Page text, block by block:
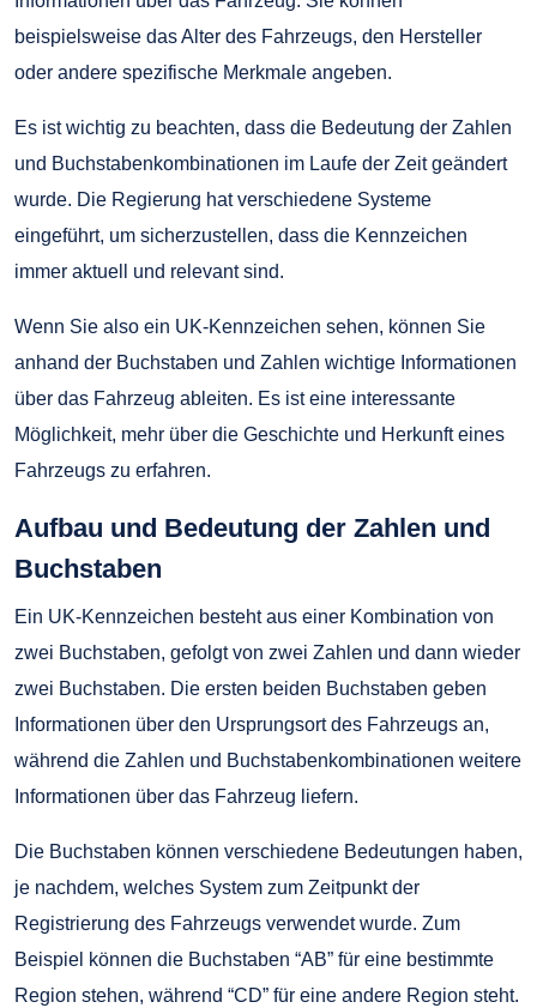
beispielsweise das Alter des Fahrzeugs, den Hersteller
oder andere spezifische Merkmale angeben.
Es ist wichtig zu beachten, dass die Bedeutung der Zahlen
und Buchstabenkombinationen im Laufe der Zeit geändert
wurde. Die Regierung hat verschiedene Systeme
eingeführt, um sicherzustellen, dass die Kennzeichen
immer aktuell und relevant sind.
Wenn Sie also ein UK-Kennzeichen sehen, können Sie
anhand der Buchstaben und Zahlen wichtige Informationen
über das Fahrzeug ableiten. Es ist eine interessante
Möglichkeit, mehr über die Geschichte und Herkunft eines
Fahrzeugs zu erfahren.
Aufbau und Bedeutung der Zahlen und
Buchstaben
Ein UK-Kennzeichen besteht aus einer Kombination von
zwei Buchstaben, gefolgt von zwei Zahlen und dann wieder
zwei Buchstaben. Die ersten beiden Buchstaben geben
Informationen über den Ursprungsort des Fahrzeugs an,
während die Zahlen und Buchstabenkombinationen weitere
Informationen über das Fahrzeug liefern.
Die Buchstaben können verschiedene Bedeutungen haben,
je nachdem, welches System zum Zeitpunkt der
Registrierung des Fahrzeugs verwendet wurde. Zum
Beispiel können die Buchstaben “AB” für eine bestimmte
Region stehen, während “CD” für eine andere Region steht.